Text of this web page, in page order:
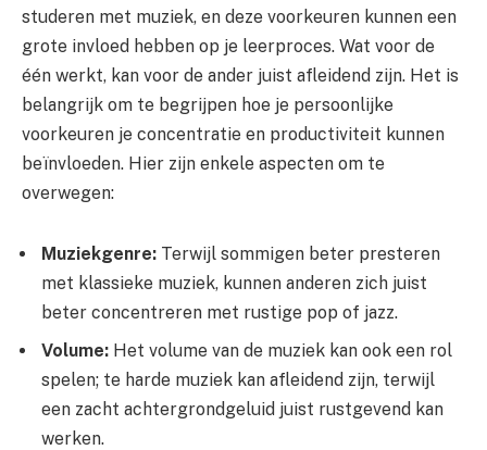
studeren met muziek, en deze voorkeuren kunnen een
grote invloed hebben op je leerproces. Wat voor de
één werkt, kan voor de ander juist afleidend zijn. Het is
belangrijk om te begrijpen hoe je persoonlijke
voorkeuren je concentratie en productiviteit kunnen
beïnvloeden. Hier zijn enkele aspecten om te
overwegen:
Muziekgenre: Terwijl sommigen beter presteren
met klassieke muziek, kunnen anderen zich juist
beter concentreren met rustige pop of jazz.
Volume: Het volume van de muziek kan ook een rol
spelen; te harde muziek kan afleidend zijn, terwijl
een zacht achtergrondgeluid juist rustgevend kan
werken.